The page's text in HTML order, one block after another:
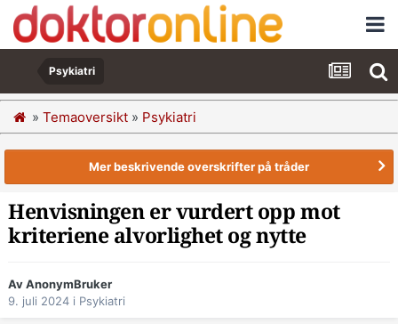
Psykiatri
» Temaoversikt » Psykiatri
Mer beskrivende overskrifter på tråder
Henvisningen er vurdert opp mot
kriteriene alvorlighet og nytte
Av AnonymBruker
9. juli 2024 i Psykiatri